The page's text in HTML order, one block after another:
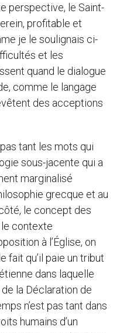
perspective, le Saint-
profitable et
je le soulignais ci-
et les
quand le dialogue
comme le langage
des acceptions
tant les mots qui
sous-jacente qui a
marginalisé
grecque et au
le concept des
contexte
à l’Église, on
fait qu’il paie un tribut
dans laquelle
la Déclaration de
n’est pas tant dans
humains d’un